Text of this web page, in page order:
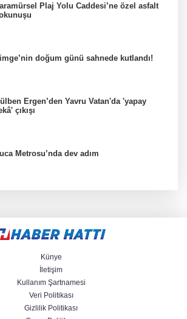
Plaj Yolu Caddesi’ne özel asfalt
doğum günü sahnede kutlandı!
Ergen’den Yavru Vatan'da 'yapay
çıkışı
Metrosu’nda dev adım
değişim... 4 ülkeye yeni
Künye
İletişim
Kullanım Şartnamesi
Veri Politikası
Gizlilik Politikası